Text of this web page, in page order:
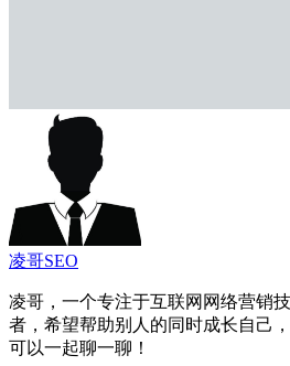
凌哥SEO
凌哥，一个专注于互联网网络营销
者，希望帮助别人的同时成长自己
可以一起聊一聊！